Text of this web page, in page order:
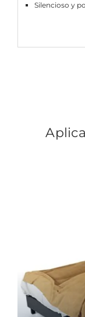
Silencioso y